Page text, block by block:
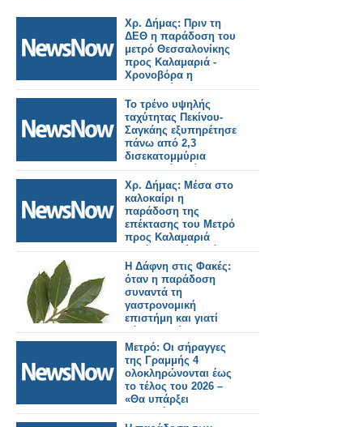
Χρ. Δήμας: Πριν τη
ΔΕΘ η παράδοση του
μετρό Θεσσαλονίκης
προς Καλαμαριά -
Χρονοβόρα η
διαδικασία για τις
πιστοποιήσεις, αλλά
απαραίτητη.
Το τρένο υψηλής
ταχύτητας Πεκίνου-
Σαγκάης εξυπηρέτησε
πάνω από 2,3
δισεκατομμύρια
επιβατικά ταξίδια σε
15 χρόνια.
Χρ. Δήμας: Μέσα στο
καλοκαίρι η
παράδοση της
επέκτασης του Μετρό
προς Καλαμαριά
–«Πάνε πολύ καλά τα
δοκιμαστικά».
Η Δάφνη στις Φακές:
όταν η παράδοση
συναντά τη
γαστρονομική
επιστήμη και γιατί
βάζουμε φύλλα
δάφνης στις φακές!
Μετρό: Οι σήραγγες
της Γραμμής 4
ολοκληρώνονται έως
το τέλος του 2026 –
«Θα υπάρξει
καθυστέρηση στην